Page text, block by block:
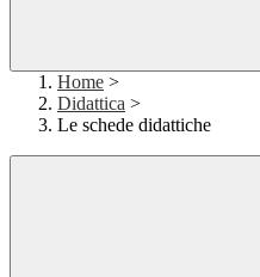
Home >
Didattica >
Le schede didattiche